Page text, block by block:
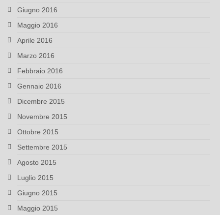
Giugno 2016
Maggio 2016
Aprile 2016
Marzo 2016
Febbraio 2016
Gennaio 2016
Dicembre 2015
Novembre 2015
Ottobre 2015
Settembre 2015
Agosto 2015
Luglio 2015
Giugno 2015
Maggio 2015